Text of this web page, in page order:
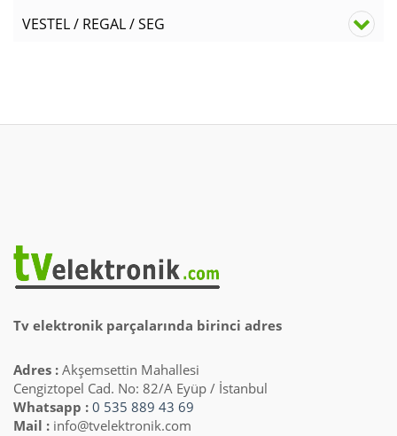
VESTEL / REGAL / SEG
Tv elektronik parçalarında birinci adres
Adres : Akşemsettin Mahallesi
Cengiztopel Cad. No: 82/A Eyüp / İstanbul
Whatsapp : 0 535 889 43 69
Mail : info@tvelektronik.com